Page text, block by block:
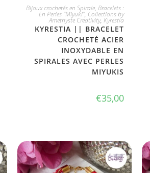
JE L'ADOPTE
Bijoux crochetés en Spirale, Bracelets :
En Perles "Miyuki", Collections by
Amethyste Creativity, Kyrestia
KYRESTIA || BRACELET
CROCHETÉ ACIER
INOXYDABLE EN
SPIRALES AVEC PERLES
MIYUKIS
€35,00